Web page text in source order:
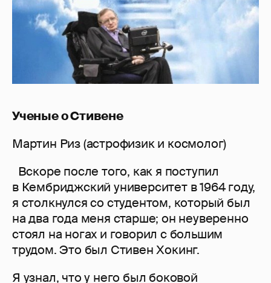
Ученые о Стивене
Мартин Риз (астрофизик и космолог)
Вскоре после того, как я поступил
в Кембриджский университет в 1964 году,
я столкнулся со студентом, который был
на два года меня старше; он неуверенно
стоял на ногах и говорил с большим
трудом. Это был Стивен Хокинг.
Я узнал, что у него был боковой